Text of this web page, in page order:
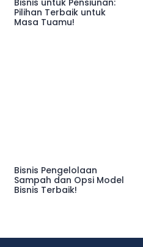
Bisnis untuk Pensiunan:
Pilihan Terbaik untuk
Masa Tuamu!
Bisnis Pengelolaan
Sampah dan Opsi Model
Bisnis Terbaik!